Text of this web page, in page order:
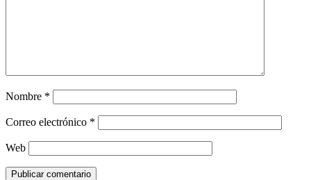
Nombre *
Correo electrónico *
Web